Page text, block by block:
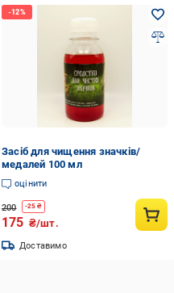
Засіб для чищення значків/
медалей 100 мл
оцінити
200 -25 ₴
175 ₴/шт.
Доставимо